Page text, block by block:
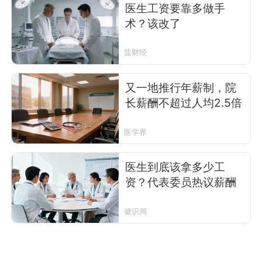
医生工资要靠多做手
术？该改了
盐财经
又一地推行年薪制，院
长薪酬不超过人均2.5倍
医学界
医生到底该拿多少工
资？代表委员热议薪酬
健识局